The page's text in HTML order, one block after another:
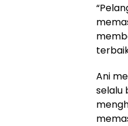
Ani
selalu